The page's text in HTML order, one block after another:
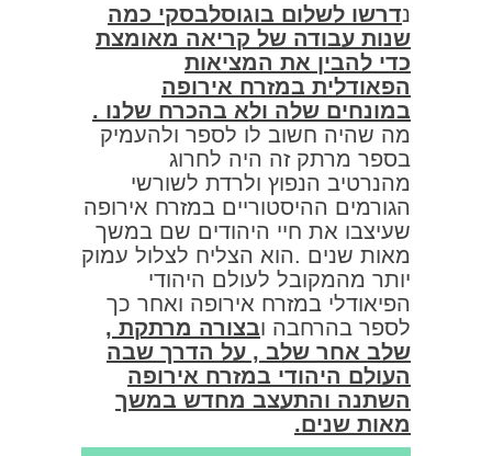
נדרשו לשלום בוגוסלבסקי כמה
שנות עבודה של קריאה מאומצת
כדי להבין את המציאות
הפאודלית במזרח אירופה
במונחים שלה ולא בהכרח שלנו .
מה שהיה חשוב לו לספר ולהעמיק
בספר מרתק זה היה לחרוג
מהנרטיב הנפוץ ולרדת לשורשי
הגורמים ההיסטוריים במזרח אירופה
שעיצבו את חיי היהודים שם במשך
מאות שנים .הוא הצליח לצלול עמוק
יותר מהמקובל לעולם היהודי
הפיאודלי במזרח אירופה ואחר כך
לספר בהרחבה ובצורה מרתקת ,
שלב אחר שלב , על הדרך שבה
העולם היהודי במזרח אירופה
השתנה והתעצב מחדש במשך
מאות שנים.